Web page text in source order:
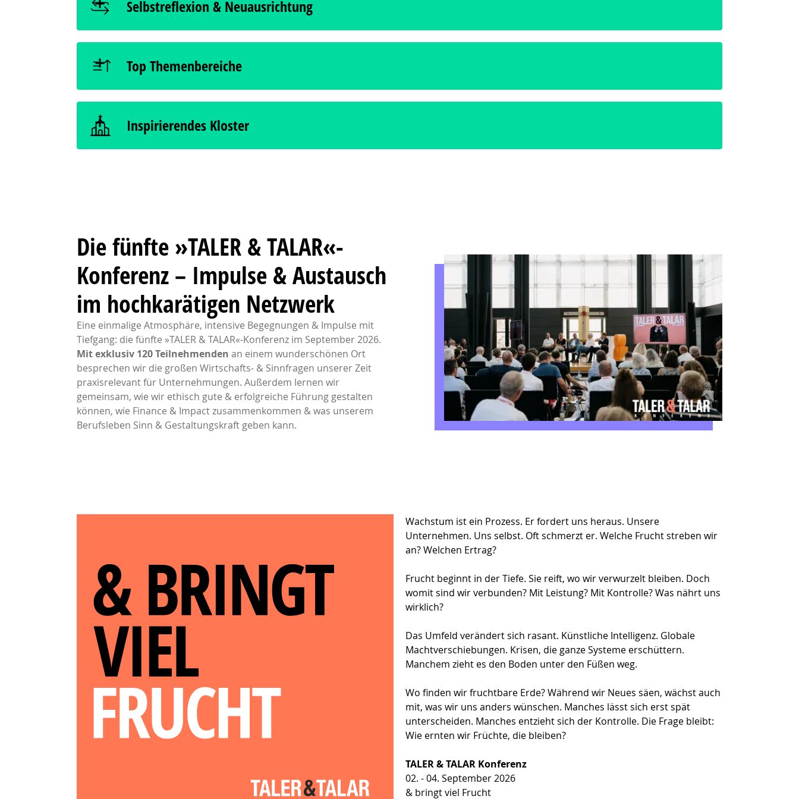
geht es um Lernen, Austausch auf Augenhöhe, persönliche & berufliche Weiterentwicklung. Wir sind gemeinsam auf dem Weg.
Selbstreflexion & Neuausrichtung
Zeit, innezuhalten, das eigene Handeln zu hinterfragen & neu auszurichten mit Fokus auf Werte, Haltung & Wirkung. Was gibt uns Sinn & Zufriedenheit? Wie können Ethik & Wirtschaft auch in
unserem Leben verbunden werden? Wie sinnstiftend darf der eigene Beruf sein? Warum ist Sinn das vielleicht wichtigste Karriereziel? Ist der Beruf die Berufung?
Top Themenbereiche
Es dreht sich um die vier zentralen Themen, die Wirtschaft, Führung & Sinn verbinden. Es geht dabei um Unternehmertum & Purpose, Führungs & Leadership, Finanzen & Impact sowie Ethik & Sinn mit
Impulsen, die zum Nachdenken, Austauschen & Handeln anregen.
Inspirierendes Kloster
Die fünfte »TALER & TALAR«-
Konferenz – Impulse & Austausch
im hochkarätigen Netzwerk
Eine einmalige Atmosphäre, intensive Begegnungen & Impulse mit
Tiefgang: die fünfte »TALER & TALAR«-Konferenz im September 2026.
Mit exklusiv 120 Teilnehmenden an einem wunderschönen Ort
besprechen wir die großen Wirtschafts- & Sinnfragen unserer Zeit
praxisrelevant für Unternehmungen. Außerdem lernen wir
gemeinsam, wie wir ethisch gute & erfolgreiche Führung gestalten
können, wie Finance & Impact zusammenkommen & was unserem
Berufsleben Sinn & Gestaltungskraft geben kann.
Wachstum ist ein Prozess. Er fordert uns heraus. Unsere
Unternehmen. Uns selbst. Oft schmerzt er. Welche Frucht streben wir
an? Welchen Ertrag?
Frucht beginnt in der Tiefe. Sie reift, wo wir verwurzelt bleiben. Doch
womit sind wir verbunden? Mit Leistung? Mit Kontrolle? Was nährt uns
wirklich?
Das Umfeld verändert sich rasant. Künstliche Intelligenz. Globale
Machtverschiebungen. Krisen, die ganze Systeme erschüttern.
Manchem zieht es den Boden unter den Füßen weg.
Wo finden wir fruchtbare Erde? Während wir Neues säen, wächst auch
mit, was wir uns anders wünschen. Manches lässt sich erst spät
unterscheiden. Manches entzieht sich der Kontrolle. Die Frage bleibt:
Wie ernten wir Früchte, die bleiben?
TALER & TALAR Konferenz
02. - 04. September 2026
& bringt viel Frucht